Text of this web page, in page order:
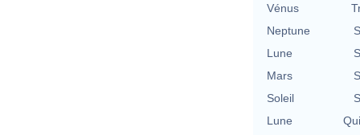
Vénus
Neptune
Lune
Mars
Soleil
Lune